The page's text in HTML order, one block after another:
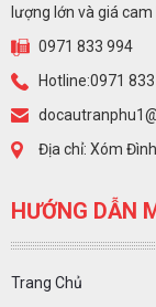
lượng lớn và giá cam
0971 833 994
Hotline:0971
Địa chỉ: Xóm
HƯỚNG DẪN
Trang Chủ